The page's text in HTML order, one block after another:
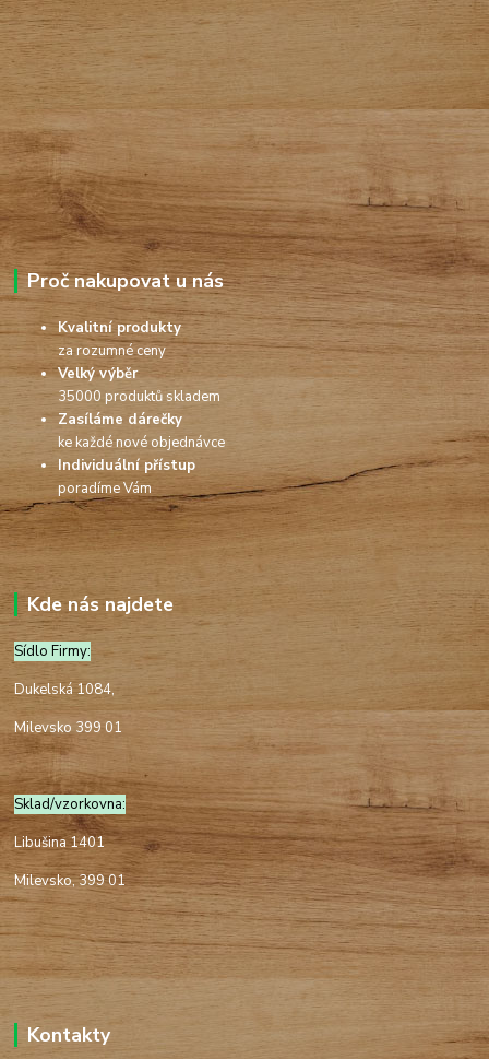
Proč nakupovat u nás
Kvalitní produkty
za rozumné ceny
Velký výběr
35000 produktů skladem
Zasíláme dárečky
ke každé nové objednávce
Individuální přístup
poradíme Vám
Kde nás najdete
Sídlo Firmy:
Dukelská 1084,
Milevsko 399 01
Sklad/vzorkovna:
Libušina 1401
Milevsko, 399 01
Kontakty